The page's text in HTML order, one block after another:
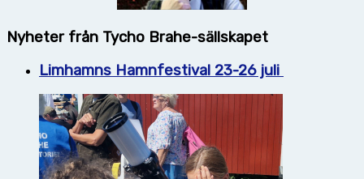
Nyheter från Tycho Brahe-sällskapet
Limhamns Hamnfestival 23-26 juli